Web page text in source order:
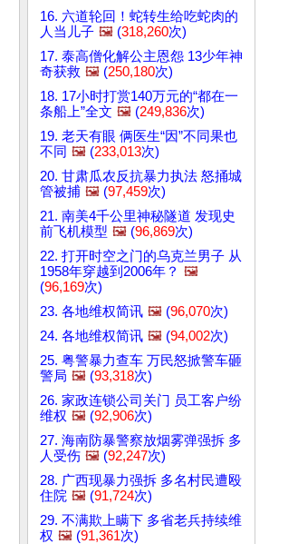
16. 六道轮回！蛇转生给吃蛇肉的
人当儿子 🖼️ (318,260次)
17. 泰高僧化解公主恩怨 13少年神
奇获救 🖼️ (250,180次)
18. 17小时打赏140万元的“都在一
条船上”全文 🖼️ (249,836次)
19. 老天有眼 俩医生“因”不同果也
不同 🖼️ (233,013次)
20. 甘肃瓜农反抗暴力执法 怒捅城
管被捕 🖼️ (97,459次)
21. 南美4千公里神秘隧道 发现史
前飞机模型 🖼️ (96,869次)
22. 打开时空之门的乌克兰男子 从
1958年穿越到2006年？ 🖼️
(96,169次)
23. 各地维权简讯 🖼️ (96,070次)
24. 各地维权简讯 🖼️ (94,002次)
25. 粤警暴力查车 万民怒掀警车砸
警局 🖼️ (93,318次)
26. 家政连锁公司关门 员工客户纷
维权 🖼️ (92,906次)
27. 海南防暴警察放烟雾弹强拆 多
人受伤 🖼️ (92,247次)
28. 广西现暴力强拆 多名村民遭殴
住院 🖼️ (91,724次)
29. 不满欺上瞒下 多省老兵持续维
权 🖼️ (91,361次)